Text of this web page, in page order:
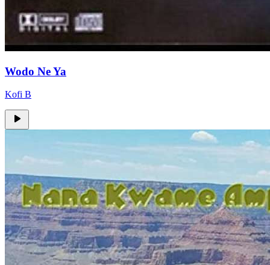
Wodo Ne Ya
Kofi B